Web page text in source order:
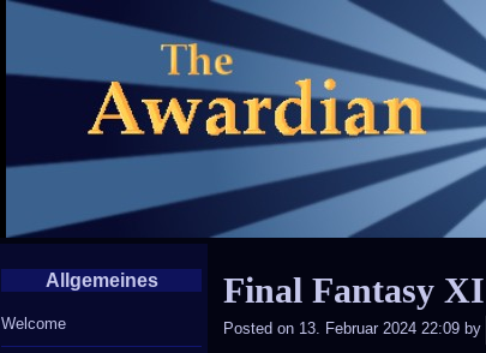
Final Fantasy
Posted on 13. Februar 2024 22:09 by
Allgemeines
Welcome